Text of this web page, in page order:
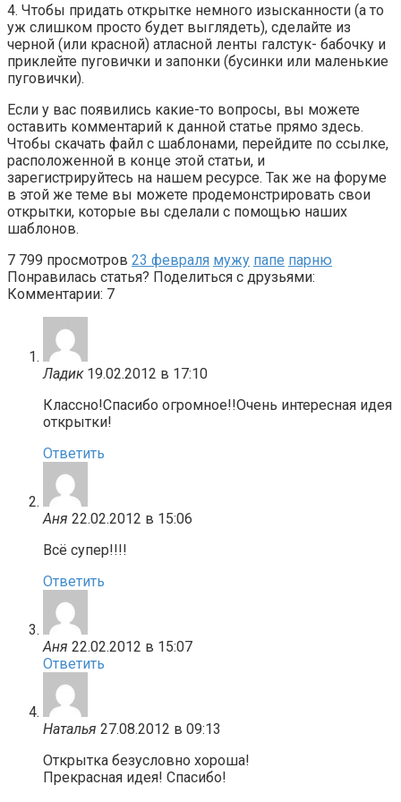
4. Чтобы придать открытке немного изысканности (а то
уж слишком просто будет выглядеть), сделайте из
черной (или красной) атласной ленты галстук- бабочку и
приклейте пуговички и запонки (бусинки или маленькие
пуговички).
Если у вас появились какие-то вопросы, вы можете
оставить комментарий к данной статье прямо здесь.
Чтобы скачать файл с шаблонами, перейдите по ссылке,
расположенной в конце этой статьи, и
зарегистрируйтесь на нашем ресурсе. Так же на форуме
в этой же теме вы можете продемонстрировать свои
открытки, которые вы сделали с помощью наших
шаблонов.
7 799 просмотров 23 февраля мужу папе парню
Понравилась статья? Поделиться с друзьями:
Комментарии: 7
Ладик 19.02.2012 в 17:10
Классно!Спасибо огромное!!Очень интересная идея
открытки!
Ответить
Аня 22.02.2012 в 15:06
Всё супер!!!!
Ответить
Аня 22.02.2012 в 15:07
Ответить
Наталья 27.08.2012 в 09:13
Открытка безусловно хороша!
Прекрасная идея! Спасибо!